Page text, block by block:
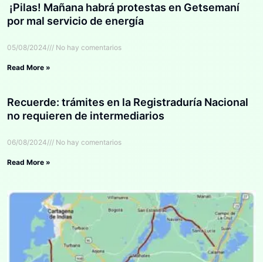
¡Pilas! Mañana habrá protestas en Getsemaní
por mal servicio de energía
05/08/2024 No hay comentarios
Read More »
Recuerde: trámites en la Registraduría Nacional
no requieren de intermediarios
06/08/2024 No hay comentarios
Read More »